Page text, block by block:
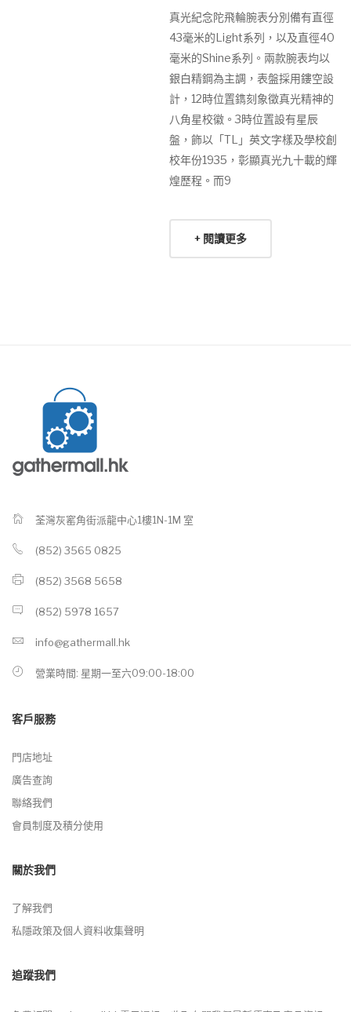
真光紀念陀飛輪腕表分別備有直徑
43毫米的Light系列，以及直徑40
毫米的Shine系列。兩款腕表均以
銀白精鋼為主調，表盤採用鏤空設
計，12時位置鐫刻象徵真光精神的
八角星校徽。3時位置設有星辰
盤，飾以「TL」英文字樣及學校創
校年份1935，彰顯真光九十載的輝
煌歷程。而9
+ 閱讀更多
荃灣灰窰角街派龍中心1樓1N-1M 室
(852) 3565 0825
(852) 3568 5658
(852) 5978 1657
info@gathermall.hk
營業時間: 星期一至六09:00-18:00
客戶服務
門店地址
廣告查詢
聯絡我們
會員制度及積分使用
關於我們
了解我們
私隱政策及個人資料收集聲明
追蹤我們